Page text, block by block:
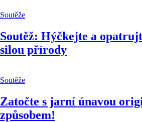
Soutěže
Soutěž: Hýčkejte a
silou přírody
Soutěže
Zatočte s jarní únavou
způsobem!